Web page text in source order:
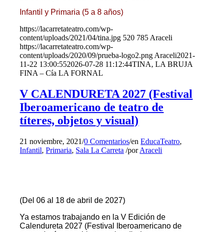
Infantil y Primaria (5 a 8 años)
https://lacarretateatro.com/wp-
content/uploads/2021/04/tina.jpg 520 785 Araceli
https://lacarretateatro.com/wp-
content/uploads/2020/09/prueba-logo2.png Araceli2021-
11-22 13:00:552026-07-28 11:12:44TINA, LA BRUJA
FINA – Cía LA FORNAL
V CALENDURETA 2027 (Festival
Iberoamericano de teatro de
títeres, objetos y visual)
21 noviembre, 2021/0 Comentarios/enEducaTeatro,
Infantil,Primaria, Sala La Carreta /porAraceli
(Del 06 al 18 de abril de 2027)
Ya estamos trabajando en la V Edición de
Calendureta 2027 (Festival Iberoamericano de